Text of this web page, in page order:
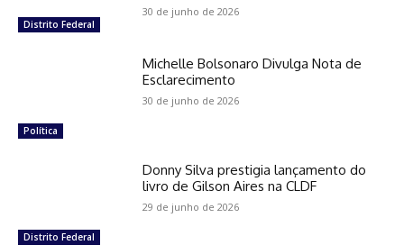
Distrito Federal
30 de junho de 2026
Política
Michelle Bolsonaro Divulga Nota de
Esclarecimento
30 de junho de 2026
Distrito Federal
Donny Silva prestigia lançamento do
livro de Gilson Aires na CLDF
29 de junho de 2026